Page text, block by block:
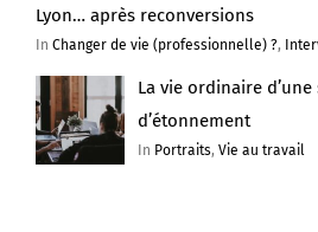
Lyon… après reconversions
In Changer de vie (professionnelle) ?,
La vie ordinaire
d’étonnement
In Portraits,Vie au travail